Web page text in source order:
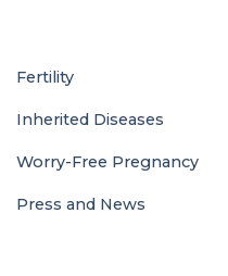
Fertility
Inherited Diseases
Worry-Free Pregnancy
Press and News